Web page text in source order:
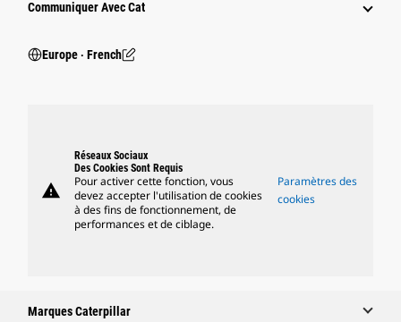
Communiquer Avec Cat
Europe ‧ French
warning
Réseaux Sociaux
Des Cookies Sont Requis
Pour activer cette fonction, vous
devez accepter l'utilisation de cookies
à des fins de fonctionnement, de
performances et de ciblage.
Paramètres des
cookies
Marques Caterpillar